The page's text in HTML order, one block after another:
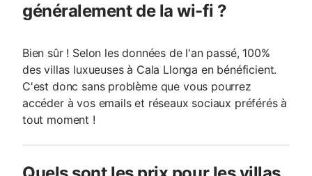
généralement de la wi-fi ?
Bien sûr ! Selon les données de l'an passé, 100%
des villas luxueuses à Cala Llonga en bénéficient.
C'est donc sans problème que vous pourrez
accéder à vos emails et réseaux sociaux préférés à
tout moment !